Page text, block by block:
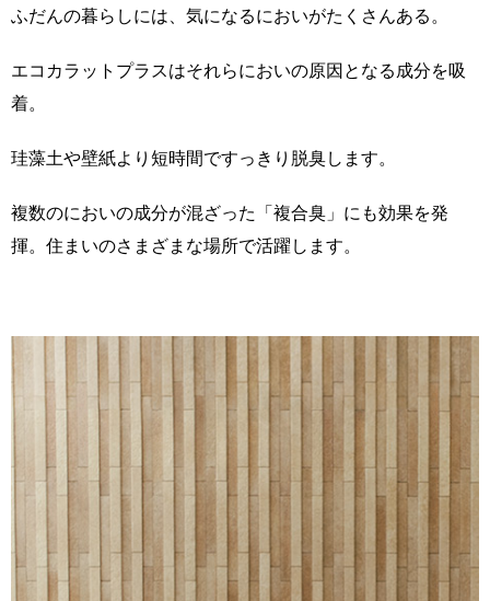
ふだんの暮らしには、気になるにおいがたくさんある。
エコカラットプラスはそれらにおいの原因となる成分を吸
着。
珪藻土や壁紙より短時間ですっきり脱臭します。
複数のにおいの成分が混ざった「複合臭」にも効果を発
揮。住まいのさまざまな場所で活躍します。